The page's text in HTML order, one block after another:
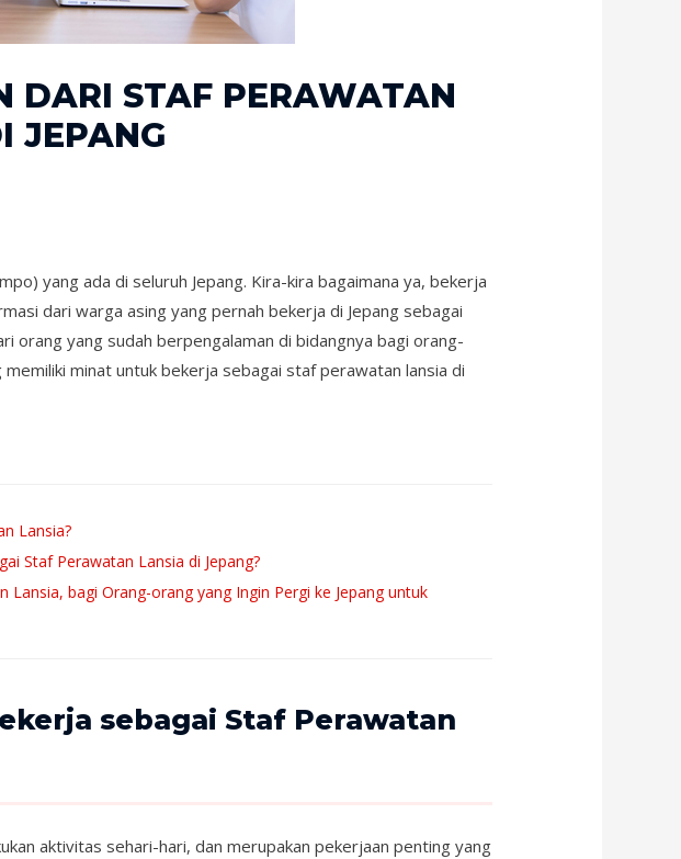
DARI STAF PERAWATAN
JEPANG
yang ada di seluruh Jepang. Kira-kira bagaimana ya, bekerja
dari warga asing yang pernah bekerja di Jepang sebagai
orang yang sudah berpengalaman di bidangnya bagi orang-
minat untuk bekerja sebagai staf perawatan lansia di
Lansia?
Staf Perawatan Lansia di Jepang?
bagi Orang-orang yang Ingin Pergi ke Jepang untuk
sebagai Staf Perawatan
aktivitas sehari-hari, dan merupakan pekerjaan penting yang